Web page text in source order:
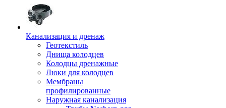
Канализация и дренаж
Геотекстиль
Днища колодцев
Колодцы дренажные
Люки для колодцев
Мембраны
профилированные
Наружная канализация